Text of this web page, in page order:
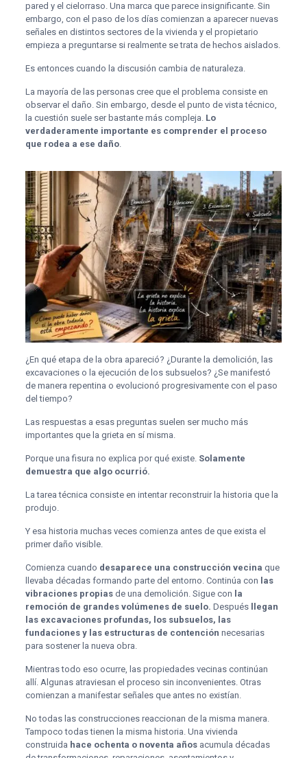
pared y el cielorraso. Una marca que parece insignificante. Sin
embargo, con el paso de los días comienzan a aparecer nuevas
señales en distintos sectores de la vivienda y el propietario
empieza a preguntarse si realmente se trata de hechos aislados.
Es entonces cuando la discusión cambia de naturaleza.
La mayoría de las personas cree que el problema consiste en
observar el daño. Sin embargo, desde el punto de vista técnico,
la cuestión suele ser bastante más compleja. Lo
verdaderamente importante es comprender el proceso
que rodea a ese daño.
¿En qué etapa de la obra apareció? ¿Durante la demolición, las
excavaciones o la ejecución de los subsuelos? ¿Se manifestó
de manera repentina o evolucionó progresivamente con el paso
del tiempo?
Las respuestas a esas preguntas suelen ser mucho más
importantes que la grieta en sí misma.
Porque una fisura no explica por qué existe. Solamente
demuestra que algo ocurrió.
La tarea técnica consiste en intentar reconstruir la historia que la
produjo.
Y esa historia muchas veces comienza antes de que exista el
primer daño visible.
Comienza cuando desaparece una construcción vecina que
llevaba décadas formando parte del entorno. Continúa con las
vibraciones propiasde una demolición. Sigue con la
remoción de grandes volúmenes de suelo. Después
llegan
las excavaciones profundas, los subsuelos, las
fundaciones y las estructuras de contención necesarias
para sostener la nueva obra.
Mientras todo eso ocurre, las propiedades vecinas continúan
allí. Algunas atraviesan el proceso sin inconvenientes. Otras
comienzan a manifestar señales que antes no existían.
No todas las construcciones reaccionan de la misma manera.
Tampoco todas tienen la misma historia. Una vivienda
construida hace ochenta o noventa años acumula décadas